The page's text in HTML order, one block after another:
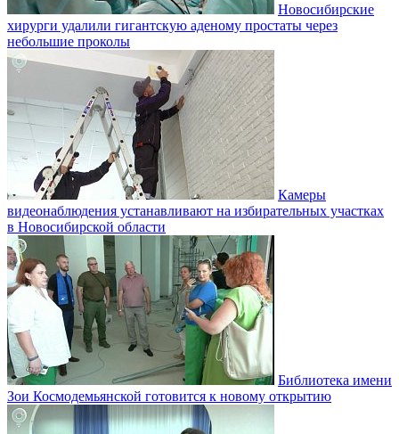
Новосибирские
хирурги удалили гигантскую аденому простаты через
небольшие проколы
Камеры
видеонаблюдения устанавливают на избирательных участках
в Новосибирской области
Библиотека имени
Зои Космодемьянской готовится к новому открытию